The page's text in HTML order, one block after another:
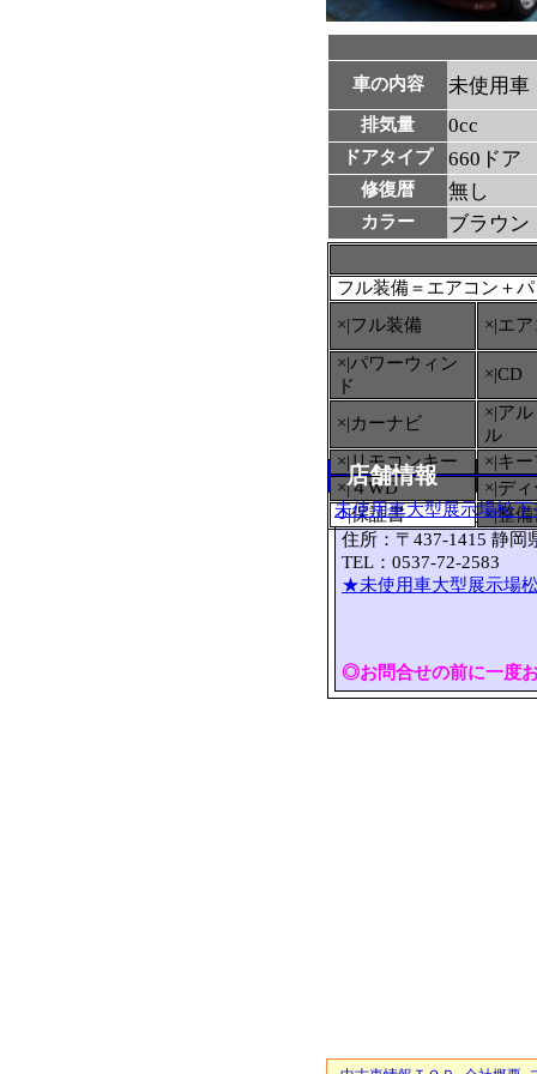
車の内容 未使用車
排気量 0cc
ドアタイプ 660ドア
修復暦 無し
カラー ブラウン
フル装備＝エアコン＋
×|フル装備
×|エ
×|パワーウィン
ド
×|CD
×|カーナビ
×|ア
ル
×|リモコンキー
×|キ
×|４WD
×|デ
○|保証書 ×|整
店舗情報
未使用車大型展示場松
住所：〒437-1415 静岡
TEL：0537-72-2583
★未使用車大型展示場
◎お問合せの前に一度